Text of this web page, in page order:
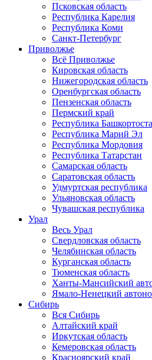
Псковская область
Республика Карелия
Республика Коми
Санкт-Петербург
Приволжье
Всё Приволжье
Кировская область
Нижегородская область
Оренбургская область
Пензенская область
Пермский край
Республика
Республика Марий Эл
Республика Мордовия
Республика Татарстан
Самарская область
Саратовская область
Удмуртская республика
Ульяновская область
Чувашская республика
Урал
Весь Урал
Свердловская область
Челябинская область
Курганская область
Тюменская область
Ханты-Мансийский
Ямало-Ненецкий
Сибирь
Вся Сибирь
Алтайский край
Иркутская область
Кемеровская область
Красноярский край